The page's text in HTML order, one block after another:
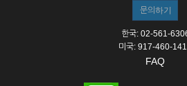
한국: 02-561-
미국: 917-460-
FAQ